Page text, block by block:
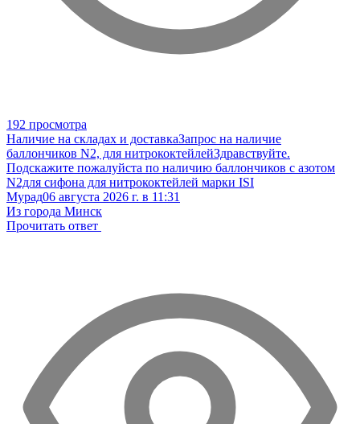
192 просмотра
Наличие на складах и доставкаЗапрос на наличие
баллончиков N2, для нитрококтейлейЗдравствуйте.
Подскажите пожалуйста по наличию баллончиков с азотом
N2для сифона для нитрококтейлей марки ISI
Мурад06 августа 2026 г. в 11:31
Из города Минск
Прочитать ответ